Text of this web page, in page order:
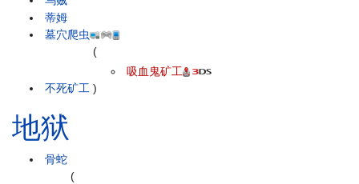
蒂姆
墓穴爬虫
不死矿工
(
吸血鬼矿工
)
地狱
骨蛇
(